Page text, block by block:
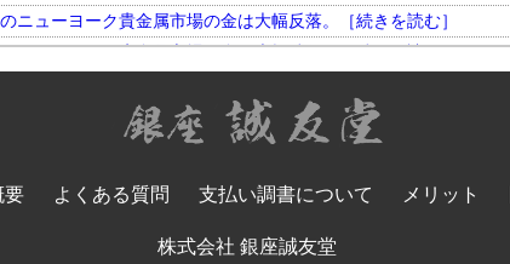
ニューヨーク貴金属市場の金は大幅反落。［続きを読む］
ニューヨーク貴金属市場の金は大幅続伸。［続きを読む］
ニューヨーク貴金属市場の金は小幅反落。［続きを読む］
ニューヨーク貴金属市場の金は大幅続落。［続きを読む］
ニューヨーク貴金属市場の金は大幅反発。［続きを読む］
ニューヨーク貴金属市場の金は大幅続落。［続きを読む］
要 よくある質問 支払い調書について メリット
株式会社 銀座誠友堂